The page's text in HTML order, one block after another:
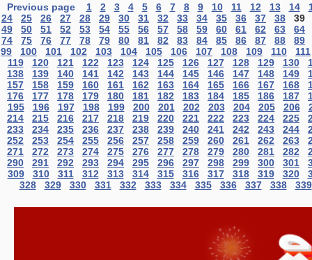
Previous page 1 2 3 4 5 6 7 8 9 10 11 12 13 14
24
25 26 27 28 29 30 31 32 33 34 35 36 37 38
39
49
50 51 52 53 54 55 56 57 58 59 60 61 62 63
64
74
75 76 77 78 79 80 81 82 83 84 85 86 87 88
89
99
100 101 102 103 104 105 106 107 108 109 110
111
119
120 121 122 123 124 125 126 127 128 129 130
138
139 140 141 142 143 144 145 146 147 148 149
157
158 159 160 161 162 163 164 165 166 167 168
176
177 178 179 180 181 182 183 184 185 186 187
195
196 197 198 199 200 201 202 203 204 205 206
214
215 216 217 218 219 220 221 222 223 224 225
233
234 235 236 237 238 239 240 241 242 243 244
252
253 254 255 256 257 258 259 260 261 262 263
271
272 273 274 275 276 277 278 279 280 281 282
290
291 292 293 294 295 296 297 298 299 300 301
309
310 311 312 313 314 315 316 317 318 319 320
328
329 330 331 332 333 334 335 336 337 338 339